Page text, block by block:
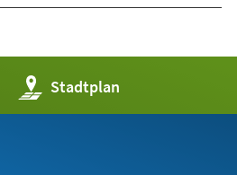
Stadtplan
(Öffnet
in
einem